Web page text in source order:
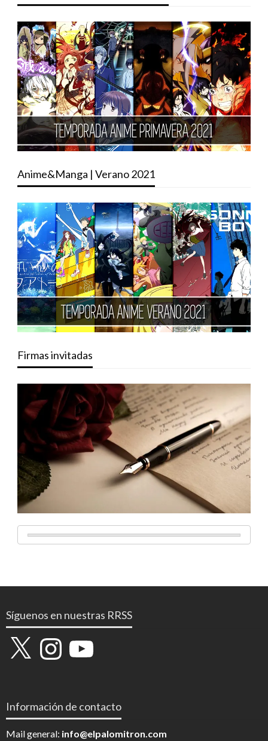
Anime&Manga | Verano 2021
Firmas invitadas
Síguenos en nuestras RRSS
X InstagramYouTube
Información de contacto
Mail general: info@elpalomitron.com